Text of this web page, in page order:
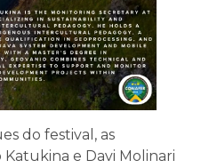
do festival, as
e Davi Molinari